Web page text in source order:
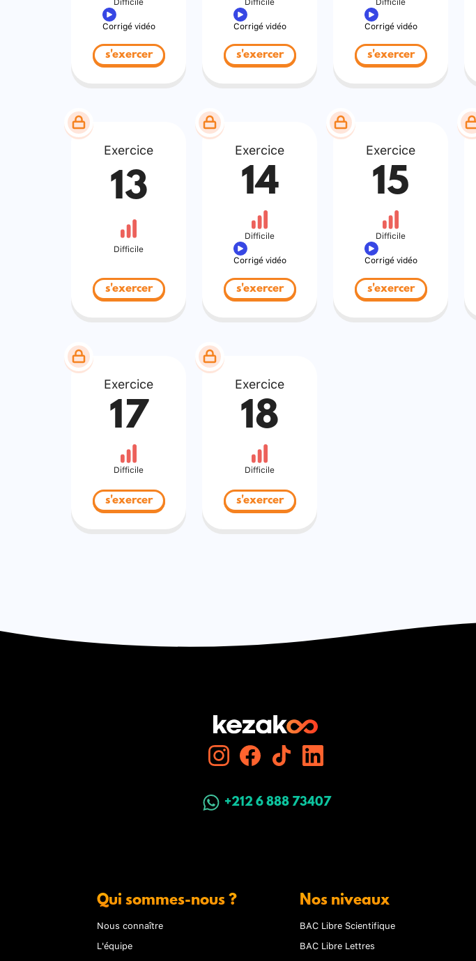
Corrigé vidéo
s'exercer
Corrigé vidéo
s'exercer
Corrigé vidéo
s'exercer
Exercice
13
Difficile
s'exercer
Exercice
14
Difficile
Corrigé vidéo
s'exercer
Exercice
15
Difficile
Corrigé vidéo
s'exercer
Exercice
17
Difficile
s'exercer
Exercice
18
Difficile
s'exercer
+212 6 888 73407
Qui sommes-nous ?
Nous connaître
L'équipe
Nos niveaux
BAC Libre Scientifique
BAC Libre Lettres